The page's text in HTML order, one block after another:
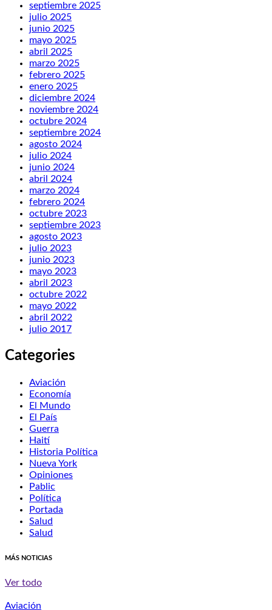
septiembre 2025
julio 2025
junio 2025
mayo 2025
abril 2025
marzo 2025
febrero 2025
enero 2025
diciembre 2024
noviembre 2024
octubre 2024
septiembre 2024
agosto 2024
julio 2024
junio 2024
abril 2024
marzo 2024
febrero 2024
octubre 2023
septiembre 2023
agosto 2023
julio 2023
junio 2023
mayo 2023
abril 2023
octubre 2022
mayo 2022
abril 2022
julio 2017
Categories
Aviación
Economía
El Mundo
El País
Guerra
Haití
Historia Política
Nueva York
Opiniones
Pablic
Política
Portada
Salud
Salud
MÁS NOTICIAS
Ver todo
Aviación